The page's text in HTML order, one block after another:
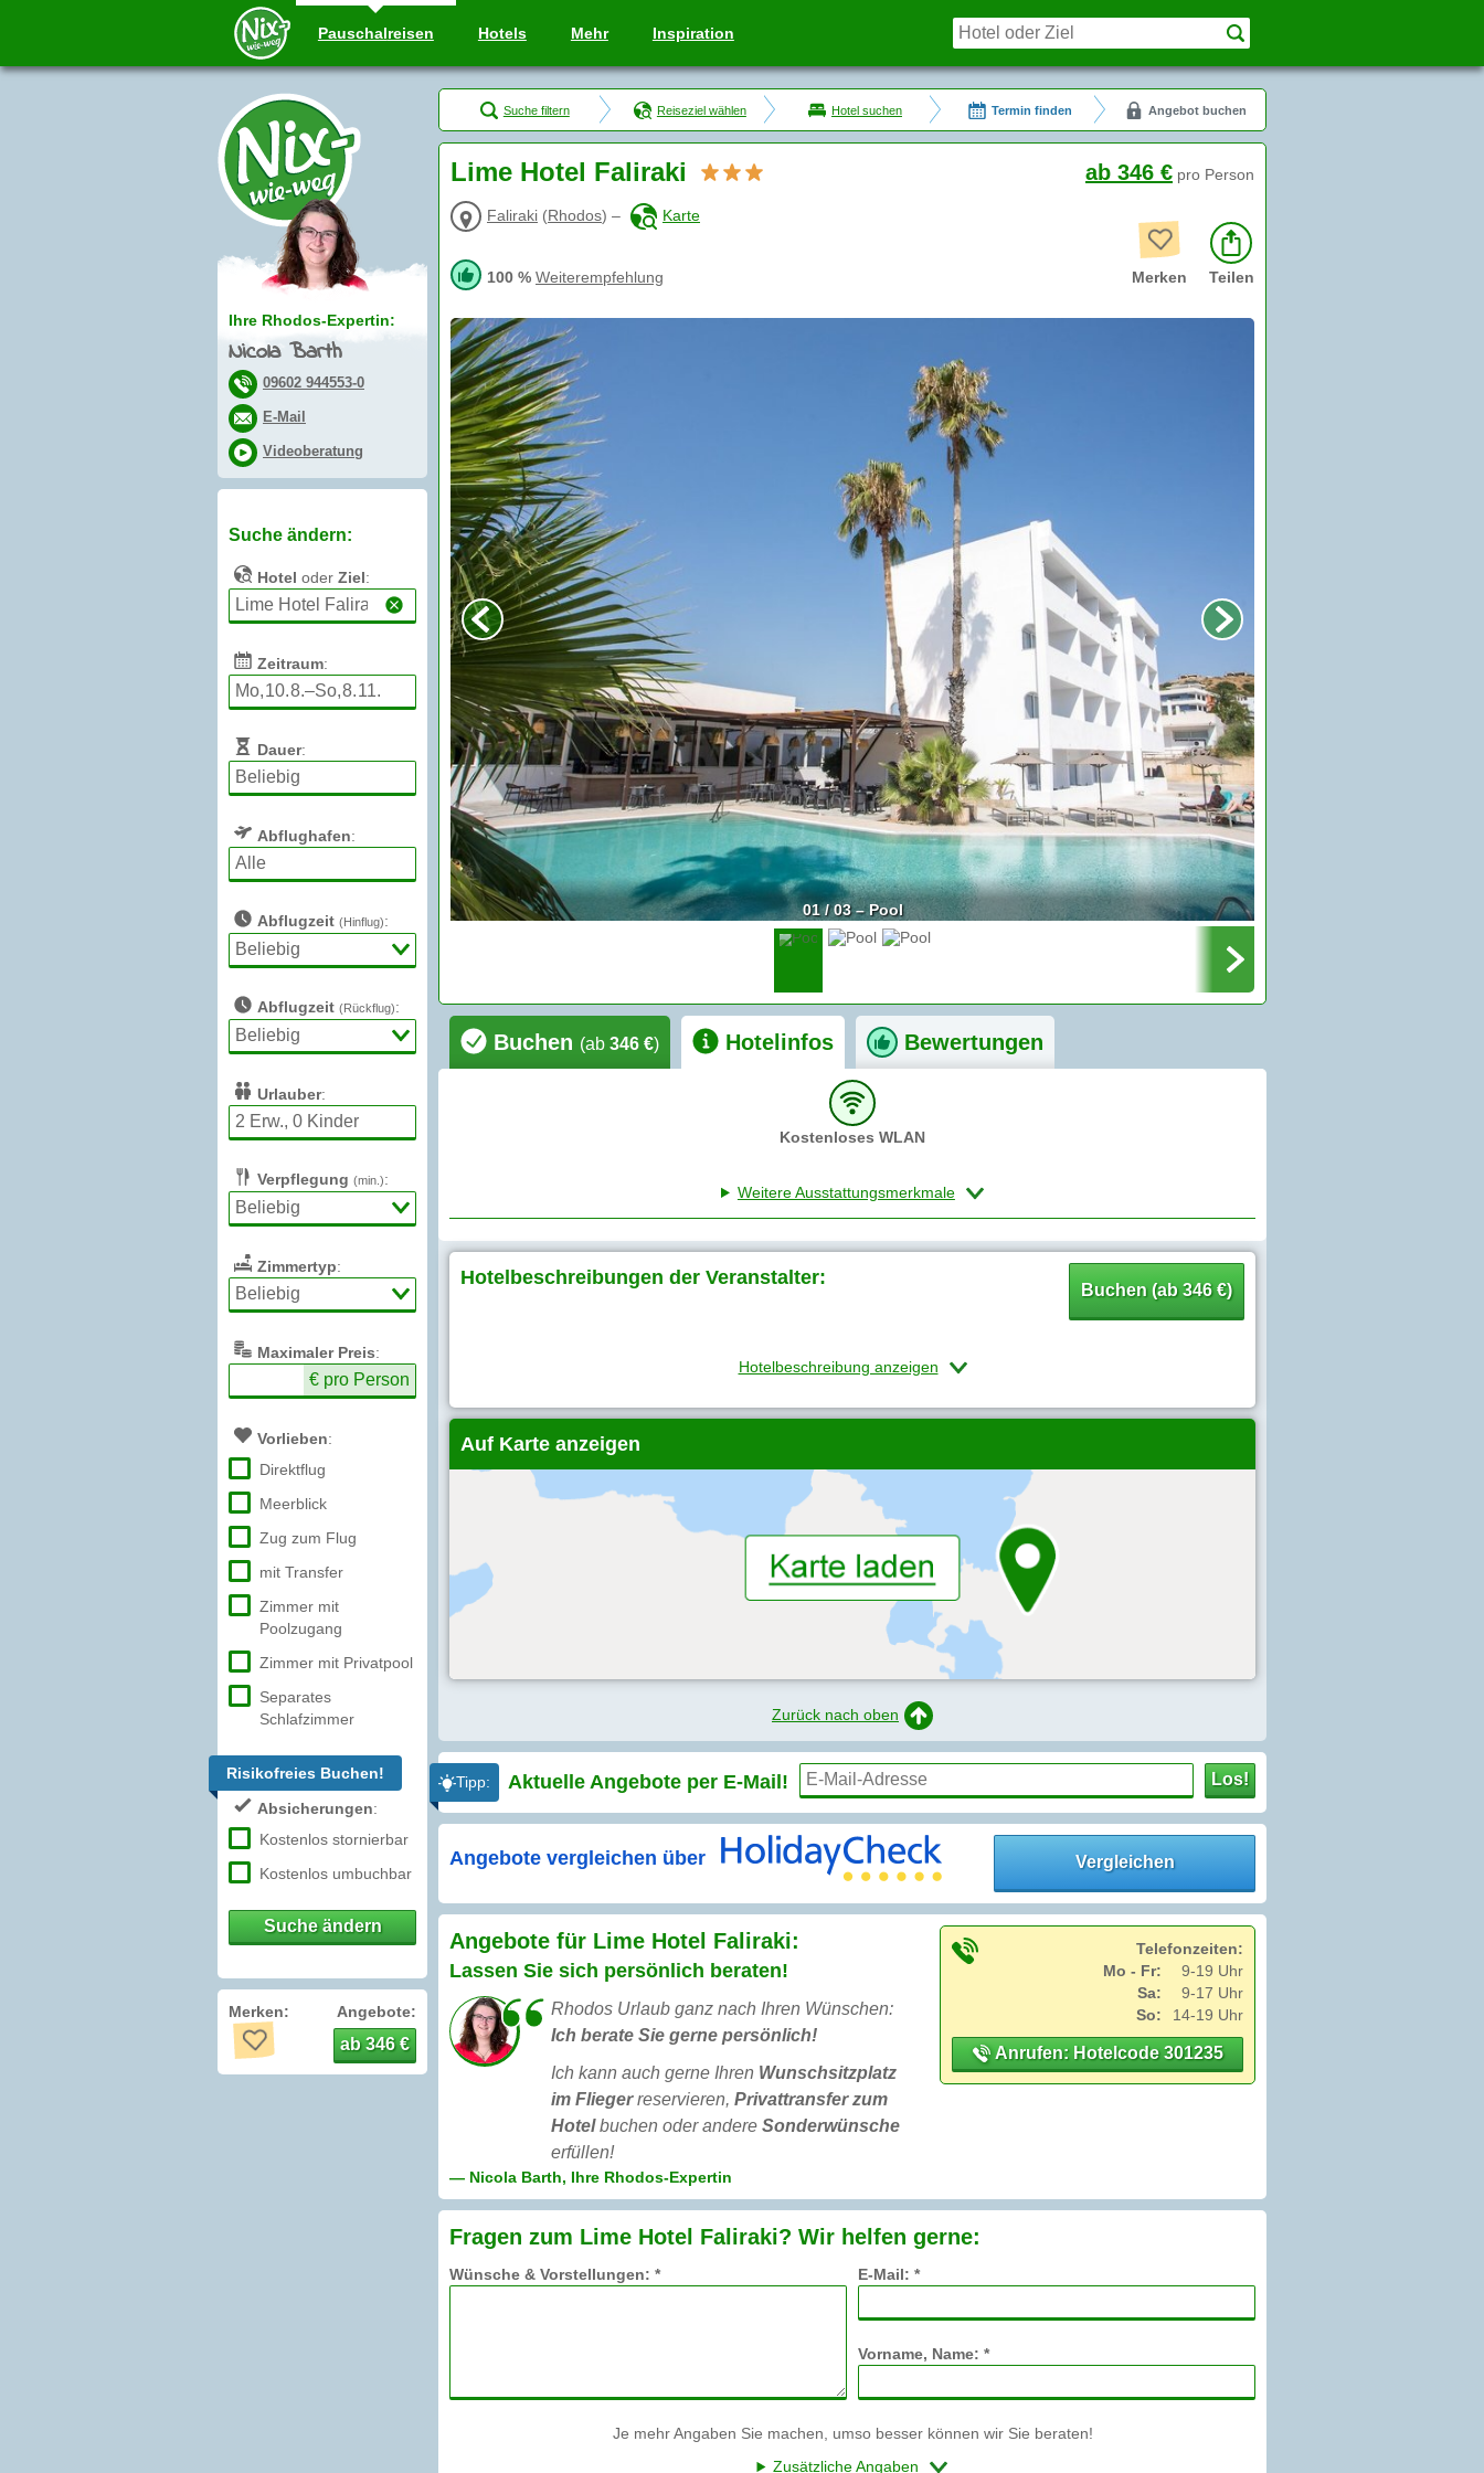
Pauschalreisen Hotels Mehr Inspiration
Ihre Rhodos-Expertin:
Nicola Barth
09602 944553-0
E-Mail
Videoberatung
Suche ändern:
Hotel oder Ziel:
Zeitraum:
Dauer:
Abflughafen:
Abflugzeit (Hinflug):
Abflugzeit (Rückflug):
Urlauber:
Verpflegung (min.):
Zimmertyp:
Maximaler Preis:
€ pro Person
Vorlieben:
Direktflug
Meerblick
Zug zum Flug
mit Transfer
Zimmer mit
Poolzugang
Zimmer mit Privatpool
Separates
Schlafzimmer
Risikofreies Buchen!
Absicherungen:
Kostenlos stornierbar
Kostenlos umbuchbar
Suche ändern
Merken: Angebote:
ab 346 €
Suche filtern Reiseziel wählen Hotel suchen Termin finden Angebot buchen
Lime Hotel Faliraki
Faliraki (Rhodos) – Karte
100 % Weiterempfehlung
ab 346 € pro Person
Merken Teilen
01 / 03 – Pool
Buchen (ab 346 €) Hotelinfos Bewertungen
Kostenloses WLAN
Weitere Ausstattungsmerkmale
Hotelbeschreibungen der Veranstalter:
Buchen (ab 346 €)
Hotelbeschreibung anzeigen
Auf Karte anzeigen
Zurück nach oben
Tipp: Aktuelle Angebote per E-Mail! Los!
Angebote vergleichen über Vergleichen
Angebote für Lime Hotel Faliraki:
Lassen Sie sich persönlich beraten!
Rhodos Urlaub ganz nach Ihren Wünschen:
Ich berate Sie gerne persönlich!
Ich kann auch gerne Ihren Wunschsitzplatz
im Fliegerreservieren, Privattransfer zum
Hotelbuchen oder andere Sonderwünsche
erfüllen!
— Nicola Barth, Ihre Rhodos-Expertin
Telefonzeiten:
Mo - Fr:
9-19 Uhr
Sa:
9-17 Uhr
So:
14-19 Uhr
Anrufen: Hotelcode 301235
Fragen zum Lime Hotel Faliraki? Wir helfen gerne:
Wünsche & Vorstellungen: * E-Mail: *
Vorname, Name: *
Je mehr Angaben Sie machen, umso besser können wir Sie beraten!
Zusätzliche Angaben